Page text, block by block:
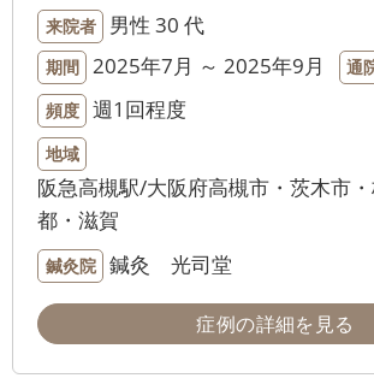
来院者 男性 30 代
期間 2025年7月 ～ 2025年9月 通
頻度 週1回程度
地域
阪急高槻駅/大阪府高槻市・茨木市
都・滋賀
鍼灸院 鍼灸 光司堂
症例の詳細を見る